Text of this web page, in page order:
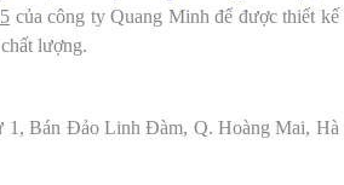
của công ty Quang Minh để được thiết kế
lượng.
Bán Đảo Linh Đàm, Q. Hoàng Mai, Hà